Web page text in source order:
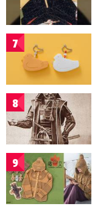
7
8
9